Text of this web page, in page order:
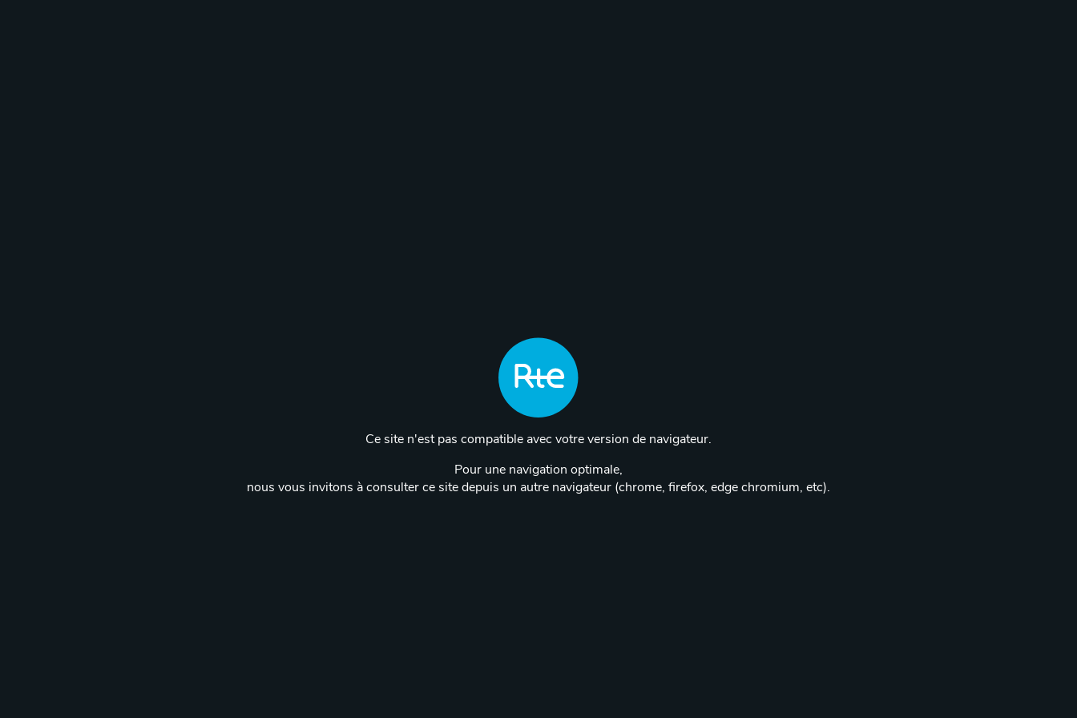
Ce site n'est pas compatible avec votre version de navigateur.
Pour une navigation optimale,
nous vous invitons à consulter ce site depuis un autre navigateur (chrome, firefox, edge chromium, etc).